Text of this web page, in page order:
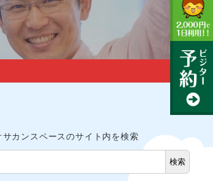
サカンスペースのサイト内を検索
検索